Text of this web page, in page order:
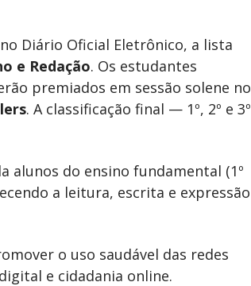
Diário Oficial Eletrônico, a lista
e Redação. Os estudantes
premiados em sessão solene no
. A classificação final — 1º, 2º e 3º
alunos do ensino fundamental (1º
a leitura, escrita e expressão
o uso saudável das redes
e cidadania online.